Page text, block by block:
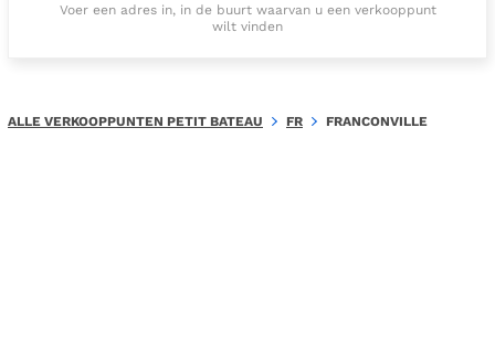
Voer een adres in, in de buurt waarvan u een verkooppunt
wilt vinden
ALLE VERKOOPPUNTEN PETIT BATEAU FR FRANCONVILLE